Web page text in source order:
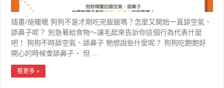
插畫/施暖暖 狗狗不是才剛吃完飯飯嗎？怎麼又開始一直舔空氣、
舔鼻子呢？ 別急著給食物～讓毛起來告訴你這個行為代表什麼
吧！ 狗狗不時舔空氣、舔鼻子 牠想說些什麼呢？ 狗狗吃飽飽好
開心的時候會舔鼻子， 但 …
看更多 »